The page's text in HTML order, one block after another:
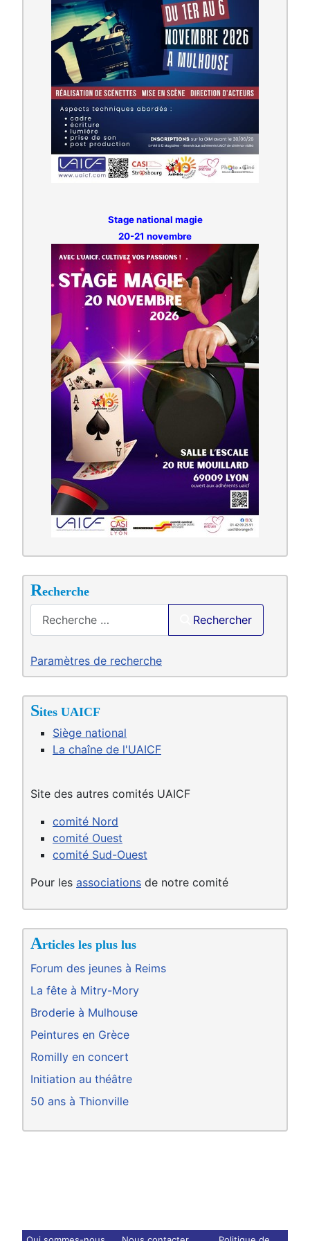
Stage national magie
20-21 novembre
Recherche
Rechercher
Paramètres de recherche
Sites UAICF
Siège national
La chaîne de l'UAICF
Site des autres comités UAICF
comité Nord
comité Ouest
comité Sud-Ouest
Pour les associations de notre comité
Articles les plus lus
Forum des jeunes à Reims
La fête à Mitry-Mory
Broderie à Mulhouse
Peintures en Grèce
Romilly en concert
Initiation au théâtre
50 ans à Thionville